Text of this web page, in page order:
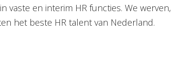
vaste en interim HR functies. We werven,
het beste HR talent van Nederland.